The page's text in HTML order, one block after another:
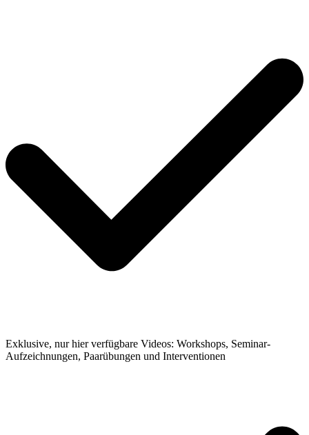
Exklusive, nur hier verfügbare Videos: Workshops, Seminar-
Aufzeichnungen, Paarübungen und Interventionen